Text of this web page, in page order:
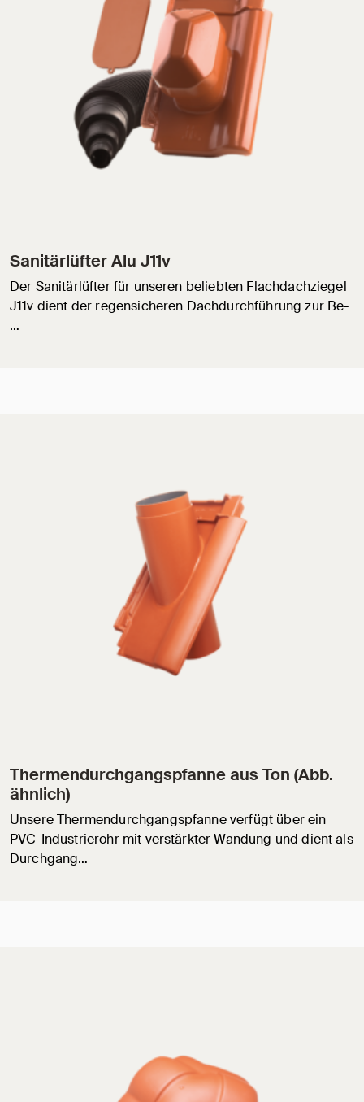
Sanitärlüfter Alu J11v
Der Sanitärlüfter für unseren beliebten Flachdachziegel
J11v dient der regensicheren Dachdurchführung zur Be-
…
Thermendurchgangspfanne aus Ton (Abb.
ähnlich)
Unsere Thermendurchgangspfanne verfügt über ein
PVC-Industrierohr mit verstärkter Wandung und dient als
Durchgang…